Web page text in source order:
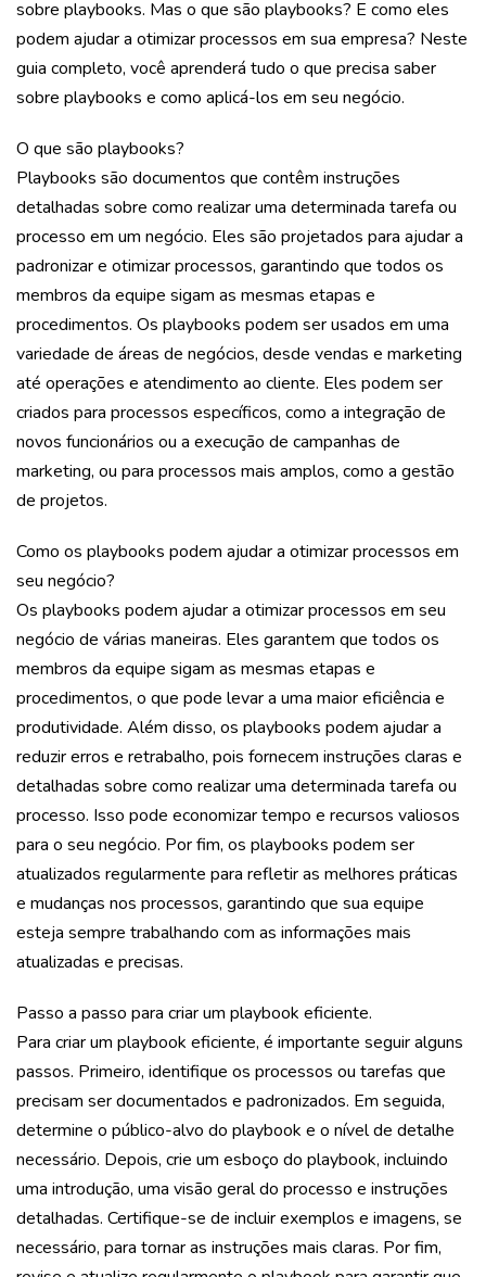
sobre playbooks. Mas o que são playbooks? E como eles
podem ajudar a otimizar processos em sua empresa? Neste
guia completo, você aprenderá tudo o que precisa saber
sobre playbooks e como aplicá-los em seu negócio.
O que são playbooks?
Playbooks são documentos que contêm instruções
detalhadas sobre como realizar uma determinada tarefa ou
processo em um negócio. Eles são projetados para ajudar a
padronizar e otimizar processos, garantindo que todos os
membros da equipe sigam as mesmas etapas e
procedimentos. Os playbooks podem ser usados em uma
variedade de áreas de negócios, desde vendas e marketing
até operações e atendimento ao cliente. Eles podem ser
criados para processos específicos, como a integração de
novos funcionários ou a execução de campanhas de
marketing, ou para processos mais amplos, como a gestão
de projetos.
Como os playbooks podem ajudar a otimizar processos em
seu negócio?
Os playbooks podem ajudar a otimizar processos em seu
negócio de várias maneiras. Eles garantem que todos os
membros da equipe sigam as mesmas etapas e
procedimentos, o que pode levar a uma maior eficiência e
produtividade. Além disso, os playbooks podem ajudar a
reduzir erros e retrabalho, pois fornecem instruções claras e
detalhadas sobre como realizar uma determinada tarefa ou
processo. Isso pode economizar tempo e recursos valiosos
para o seu negócio. Por fim, os playbooks podem ser
atualizados regularmente para refletir as melhores práticas
e mudanças nos processos, garantindo que sua equipe
esteja sempre trabalhando com as informações mais
atualizadas e precisas.
Passo a passo para criar um playbook eficiente.
Para criar um playbook eficiente, é importante seguir alguns
passos. Primeiro, identifique os processos ou tarefas que
precisam ser documentados e padronizados. Em seguida,
determine o público-alvo do playbook e o nível de detalhe
necessário. Depois, crie um esboço do playbook, incluindo
uma introdução, uma visão geral do processo e instruções
detalhadas. Certifique-se de incluir exemplos e imagens, se
necessário, para tornar as instruções mais claras. Por fim,